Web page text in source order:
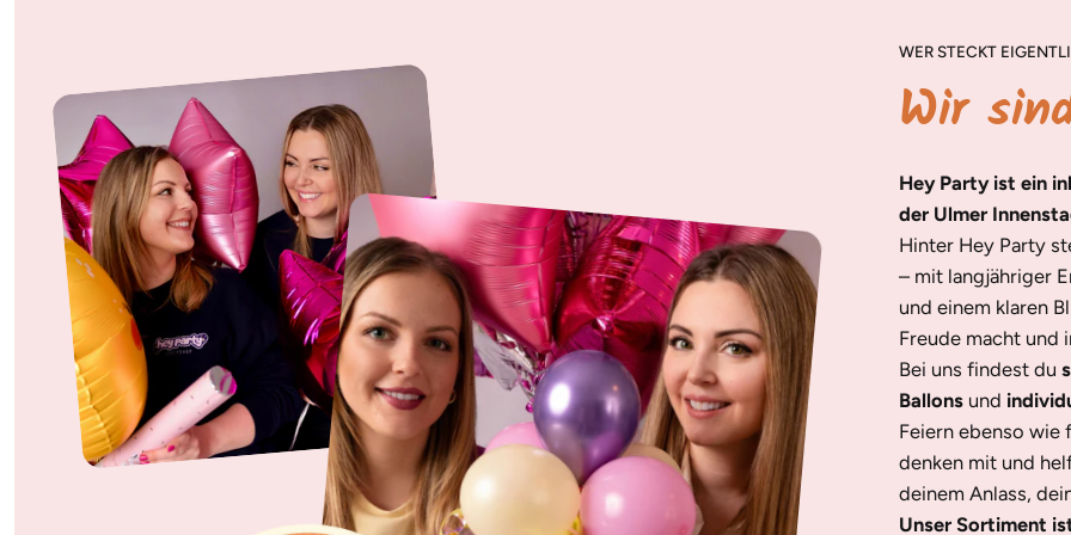
WER STECKT
Wir
Hey Party ist ein
der Ulmer
Hinter Hey Party
– mit langjähriger
und einem klaren
Freude macht und
Bei uns findest du
Ballons und
Feiern ebenso wie
denken mit und
deinem Anlass,
Unser Sortiment